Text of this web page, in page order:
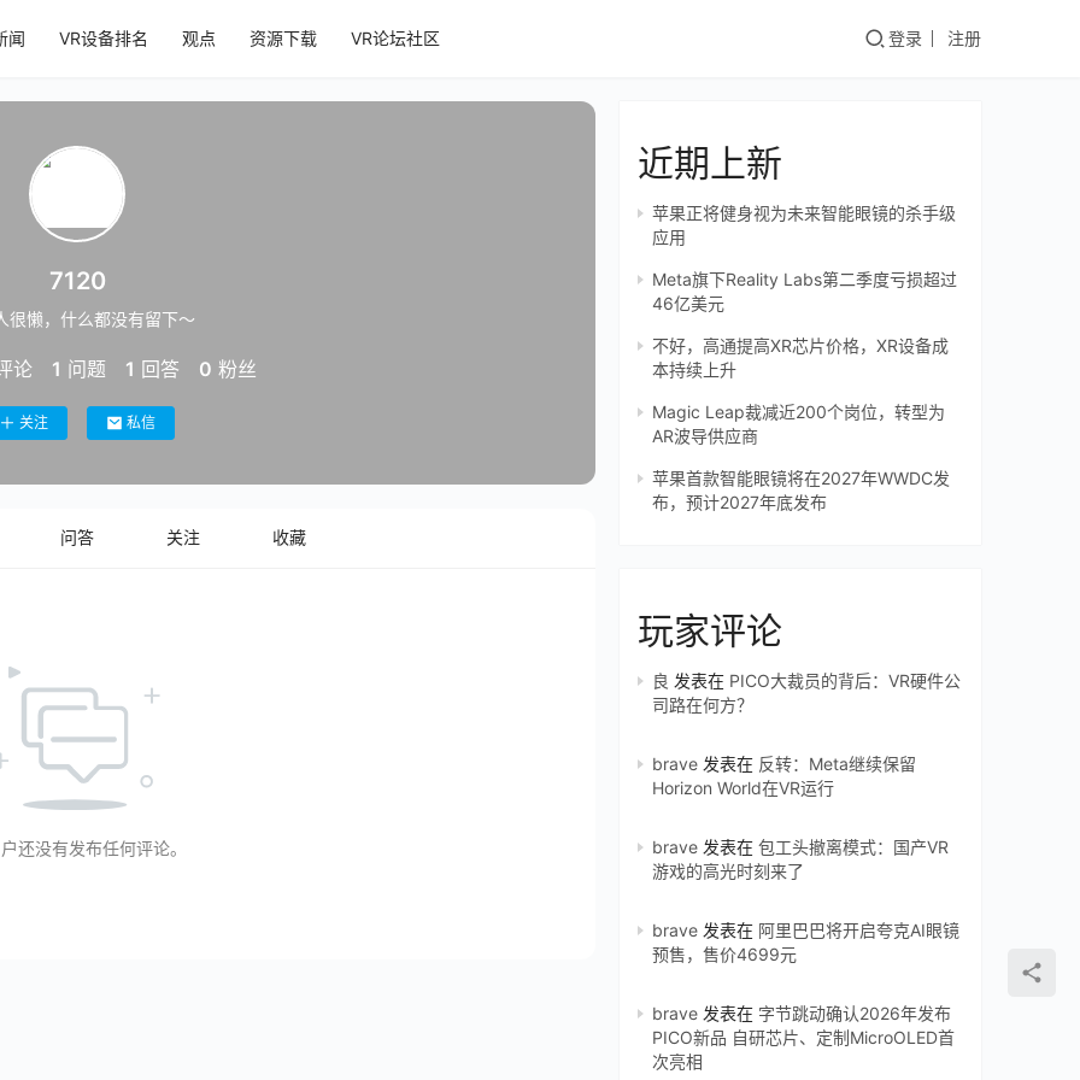
闻 VR设备排名 观点 资源下载 VR论坛社区 登录 注册
7120
很懒，什么都没有留下～
论 1 问题 1 回答 0 粉丝
关注 私信
问答 关注 收藏
还没有发布任何评论。
近期上新
苹果正将健身视为未来智能眼镜的杀手级
应用
Meta旗下Reality Labs第二季度亏损超过
46亿美元
不好，高通提高XR芯片价格，XR设备成
本持续上升
Magic Leap裁减近200个岗位，转型为
AR波导供应商
苹果首款智能眼镜将在2027年WWDC发
布，预计2027年底发布
玩家评论
良 发表在 PICO大裁员的背后：VR硬件公
司路在何方？
brave 发表在 反转：Meta继续保留
Horizon World在VR运行
brave 发表在 包工头撤离模式：国产VR
游戏的高光时刻来了
brave 发表在 阿里巴巴将开启夸克AI眼镜
预售，售价4699元
brave 发表在 字节跳动确认2026年发布
PICO新品 自研芯片、定制MicroOLED首
次亮相